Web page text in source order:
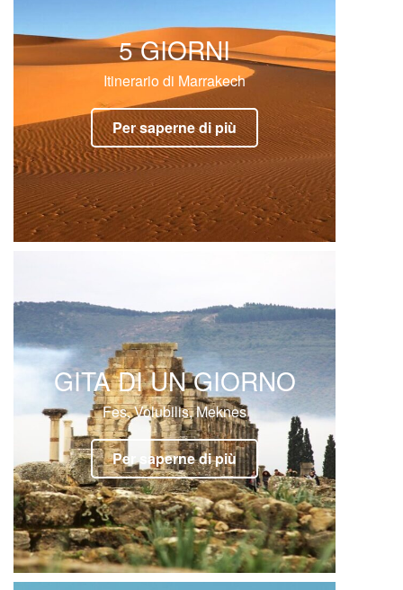
5 GIORNI
Itinerario di Marrakech
Per saperne di più
GITA DI UN GIORNO
Fes, Volubilis, Meknes
Per saperne di più